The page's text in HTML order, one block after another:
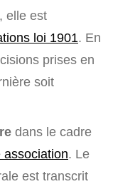
elle est
loi 1901. En
prises en
soit
dans le cadre
association. Le
est transcrit